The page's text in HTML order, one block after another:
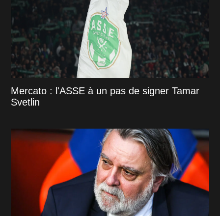
Mercato : l'ASSE à un pas de signer Tamar
Svetlin